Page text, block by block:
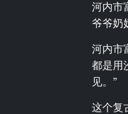
河内市
爷爷奶
河内市
都是用
见。”
这个复